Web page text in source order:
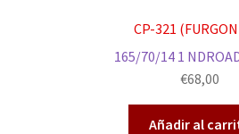
CP-321
165/70/14 1
€68,00
Añadir al